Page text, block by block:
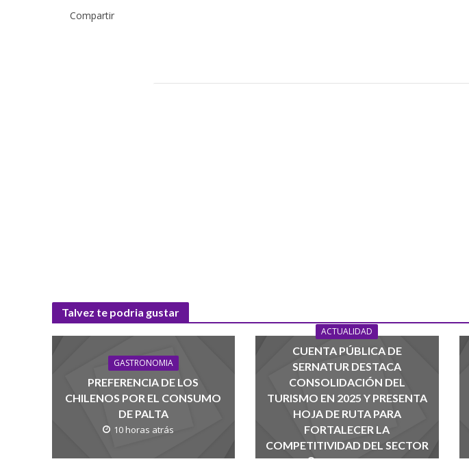
Compartir
Talvez te podria gustar
GASTRONOMIA
PREFERENCIA DE LOS
CHILENOS POR EL CONSUMO
DE PALTA
10 horas atrás
ACTUALIDAD
CUENTA PÚBLICA DE
SERNATUR DESTACA
CONSOLIDACIÓN DEL
TURISMO EN 2025 Y PRESENTA
HOJA DE RUTA PARA
FORTALECER LA
COMPETITIVIDAD DEL SECTOR
agosto 1, 2026